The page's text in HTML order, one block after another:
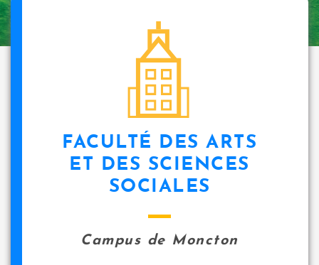
FACULTÉ DES ARTS
ET DES SCIENCES
SOCIALES
Campus de Moncton